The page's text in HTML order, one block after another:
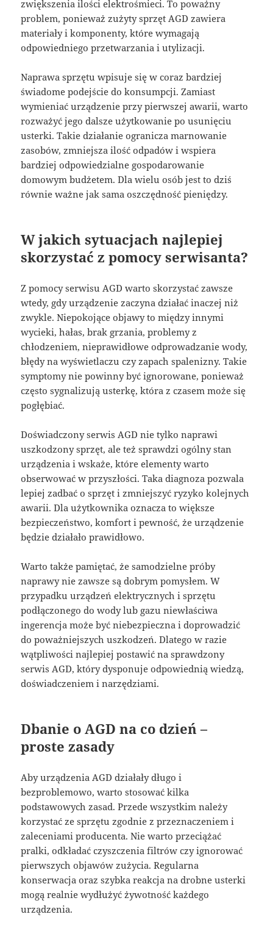
zwiększenia ilości elektrośmieci. To poważny
problem, ponieważ zużyty sprzęt AGD zawiera
materiały i komponenty, które wymagają
odpowiedniego przetwarzania i utylizacji.
Naprawa sprzętu wpisuje się w coraz bardziej
świadome podejście do konsumpcji. Zamiast
wymieniać urządzenie przy pierwszej awarii, warto
rozważyć jego dalsze użytkowanie po usunięciu
usterki. Takie działanie ogranicza marnowanie
zasobów, zmniejsza ilość odpadów i wspiera
bardziej odpowiedzialne gospodarowanie
domowym budżetem. Dla wielu osób jest to dziś
równie ważne jak sama oszczędność pieniędzy.
W jakich sytuacjach najlepiej
skorzystać z pomocy serwisanta?
Z pomocy serwisu AGD warto skorzystać zawsze
wtedy, gdy urządzenie zaczyna działać inaczej niż
zwykle. Niepokojące objawy to między innymi
wycieki, hałas, brak grzania, problemy z
chłodzeniem, nieprawidłowe odprowadzanie wody,
błędy na wyświetlaczu czy zapach spalenizny. Takie
symptomy nie powinny być ignorowane, ponieważ
często sygnalizują usterkę, która z czasem może się
pogłębiać.
Doświadczony serwis AGD nie tylko naprawi
uszkodzony sprzęt, ale też sprawdzi ogólny stan
urządzenia i wskaże, które elementy warto
obserwować w przyszłości. Taka diagnoza pozwala
lepiej zadbać o sprzęt i zmniejszyć ryzyko kolejnych
awarii. Dla użytkownika oznacza to większe
bezpieczeństwo, komfort i pewność, że urządzenie
będzie działało prawidłowo.
Warto także pamiętać, że samodzielne próby
naprawy nie zawsze są dobrym pomysłem. W
przypadku urządzeń elektrycznych i sprzętu
podłączonego do wody lub gazu niewłaściwa
ingerencja może być niebezpieczna i doprowadzić
do poważniejszych uszkodzeń. Dlatego w razie
wątpliwości najlepiej postawić na sprawdzony
serwis AGD, który dysponuje odpowiednią wiedzą,
doświadczeniem i narzędziami.
Dbanie o AGD na co dzień –
proste zasady
Aby urządzenia AGD działały długo i
bezproblemowo, warto stosować kilka
podstawowych zasad. Przede wszystkim należy
korzystać ze sprzętu zgodnie z przeznaczeniem i
zaleceniami producenta. Nie warto przeciążać
pralki, odkładać czyszczenia filtrów czy ignorować
pierwszych objawów zużycia. Regularna
konserwacja oraz szybka reakcja na drobne usterki
mogą realnie wydłużyć żywotność każdego
urządzenia.